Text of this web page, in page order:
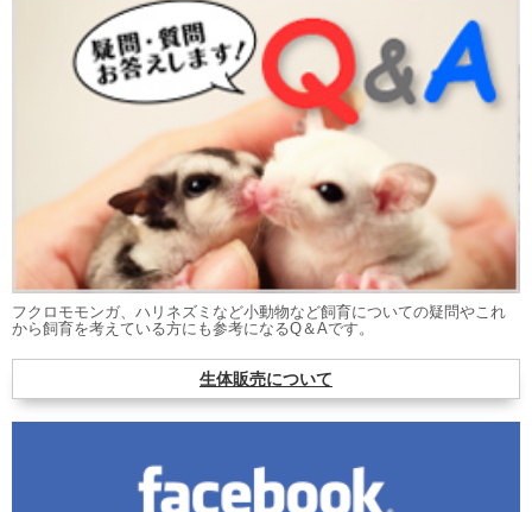
フクロモモンガ、ハリネズミなど小動物など飼育についての疑問やこれ
から飼育を考えている方にも参考になるQ＆Aです。
生体販売について